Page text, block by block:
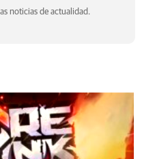
noticias de actualidad.